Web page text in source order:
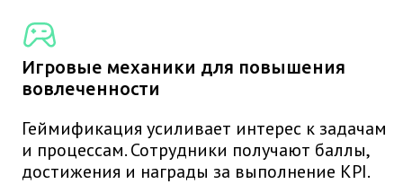
Игровые механики для повышения
вовлеченности
Геймификация усиливает интерес к задачам
и процессам. Сотрудники получают баллы,
достижения и награды за выполнение KPI.